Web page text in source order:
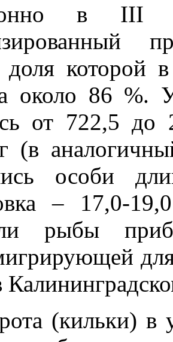
в III
доля которой
около 86 %.
от 722,5 до
(в
особи
– 17,0-
рыбы
(кильки) в